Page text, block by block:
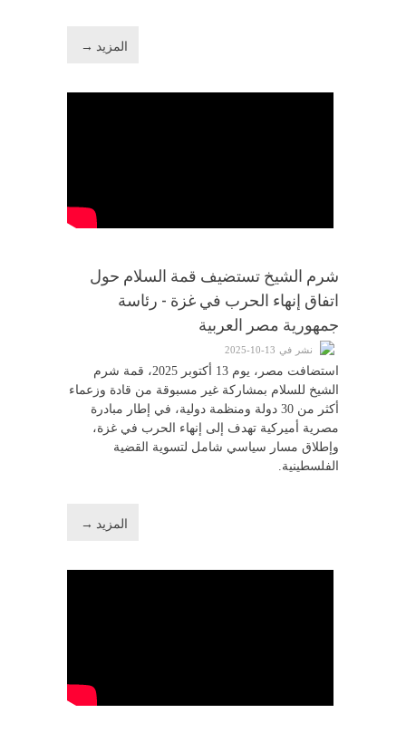
المزيد →
شرم الشيخ تستضيف قمة السلام حول
اتفاق إنهاء الحرب في غزة - رئاسة
جمهورية مصر العربية
نشر في 13-10-2025
استضافت مصر، يوم 13 أكتوبر 2025، قمة شرم
الشيخ للسلام بمشاركة غير مسبوقة من قادة وزعماء
أكثر من 30 دولة ومنظمة دولية، في إطار مبادرة
مصرية أميركية تهدف إلى إنهاء الحرب في غزة،
وإطلاق مسار سياسي شامل لتسوية القضية
الفلسطينية.
المزيد →